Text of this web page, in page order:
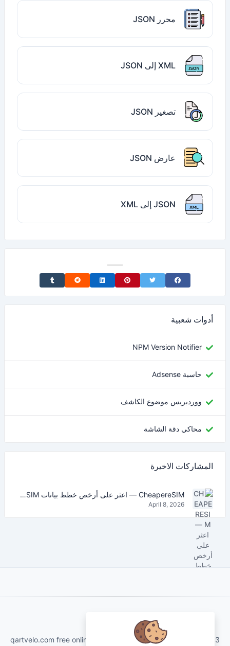
محرر JSON
XML إلى JSON
تصغير JSON
عارض JSON
JSON إلى XML
Share on Facebook
Share on Twitter
Share on Pinterest
Share on LinkedIn
Share on Reddit
Share on Tumblr
أدوات شعبية
NPM Version Notifier
حاسبة Adsense
ووردبريس موضوع الكاشف
محاكي دقة الشاشة
المشاركات الاخيرة
CheapereSIM — اعثر على أرخص خطط بيانات eSIM للسفر في 2026
April 8, 2026
qartvelo.com free online tools and services made by KAKHA13